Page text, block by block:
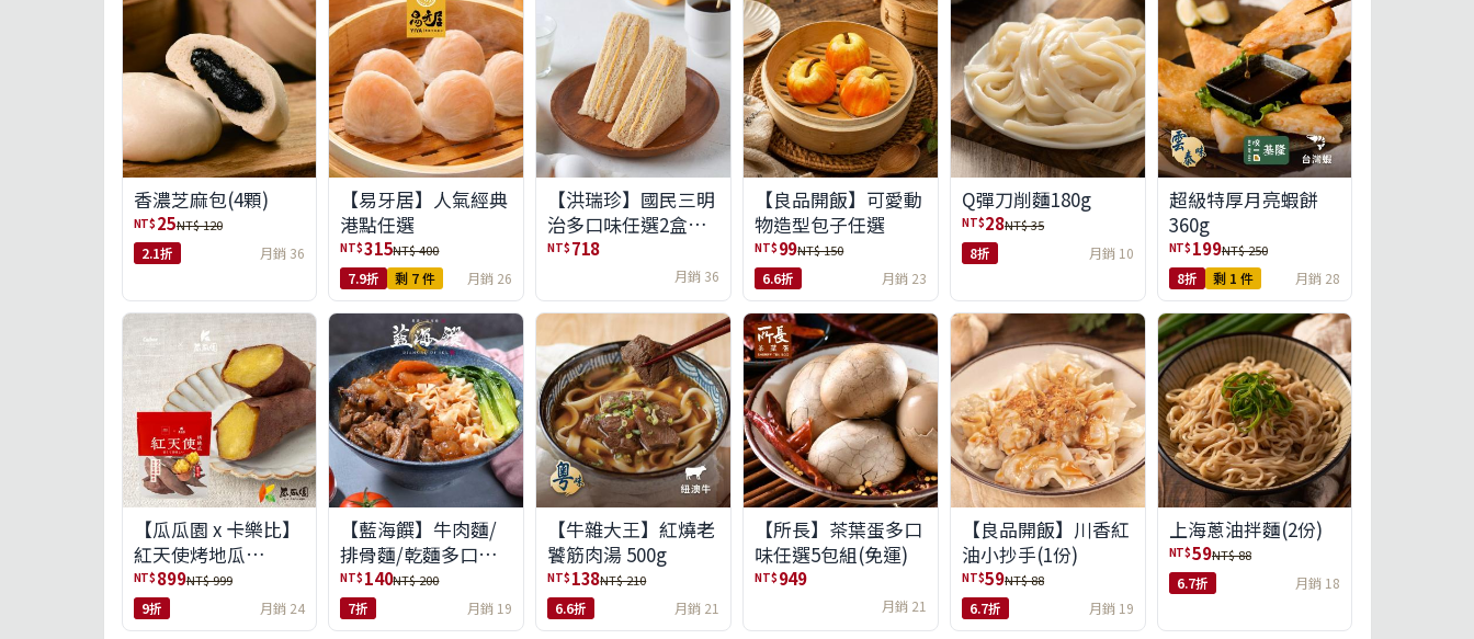
香濃芝麻包(4顆)
NT$ 25NT$ 120
2.1折 月銷 36
【易牙居】人氣經典
港點任選
NT$315NT$ 400
7.9折 剩 7 件 月銷 26
【洪瑞珍】國民三明
治多口味任選2盒組
(6入/盒)(免運)
NT$ 718
月銷 36
【良品開飯】可愛動
物造型包子任選
NT$ 99NT$ 150
6.6折 月銷 23
Q彈刀削麵180g
NT$28NT$ 35
8折 月銷 10
超級特厚月亮蝦餅
360g
NT$ 199NT$ 250
8折 剩 1 件 月銷 28
【瓜瓜園 x 卡樂比】
紅天使烤地瓜
350g*10包(免運組)
NT$ 899NT$ 999
9折 月銷 24
【藍海饌】牛肉麵/
排骨麵/乾麵多口味
任選
NT$ 140NT$ 200
7折 月銷 19
【牛雜大王】紅燒老
饕筋肉湯 500g
NT$ 138NT$ 210
6.6折 月銷 21
【所長】茶葉蛋多口
味任選5包組(免運)
NT$ 949
月銷 21
【良品開飯】川香紅
油小抄手(1份)
NT$59NT$ 88
6.7折 月銷 19
上海蔥油拌麵(2份)
NT$59NT$ 88
6.7折 月銷 18